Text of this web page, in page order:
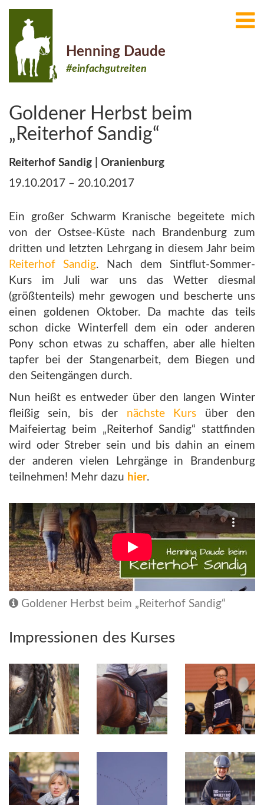
Henning Daude
#einfachgutreiten
Goldener Herbst beim
„Reiterhof Sandig“
Reiterhof Sandig | Oranienburg
19.10.2017 – 20.10.2017
Ein großer Schwarm Kranische begeitete mich
von der Ostsee-Küste nach Brandenburg zum
dritten und letzten Lehrgang in diesem Jahr beim
Reiterhof Sandig. Nach dem Sintflut-Sommer-
Kurs im Juli war uns das Wetter diesmal
(größtenteils) mehr gewogen und bescherte uns
einen goldenen Oktober. Da machte das teils
schon dicke Winterfell dem ein oder anderen
Pony schon etwas zu schaffen, aber alle hielten
tapfer bei der Stangenarbeit, dem Biegen und
den Seitengängen durch.
Nun heißt es entweder über den langen Winter
fleißig sein, bis der nächste Kurs über den
Maifeiertag beim „Reiterhof Sandig“ stattfinden
wird oder Streber sein und bis dahin an einem
der anderen vielen Lehrgänge in Brandenburg
teilnehmen! Mehr dazu hier.
Goldener Herbst beim „Reiterhof Sandig“
Impressionen des Kurses